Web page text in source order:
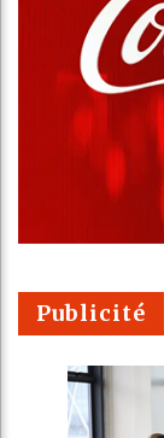
Publicité